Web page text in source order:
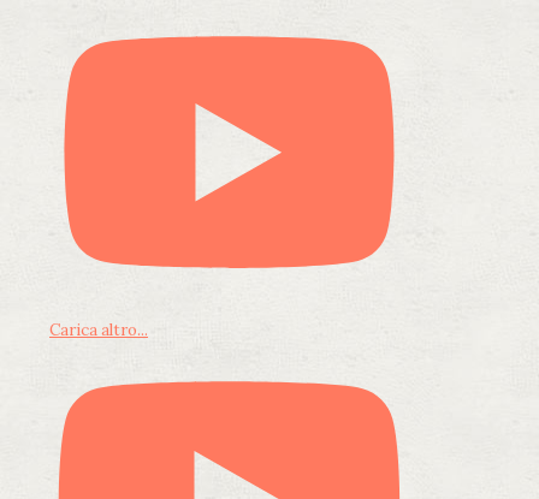
Carica altro...